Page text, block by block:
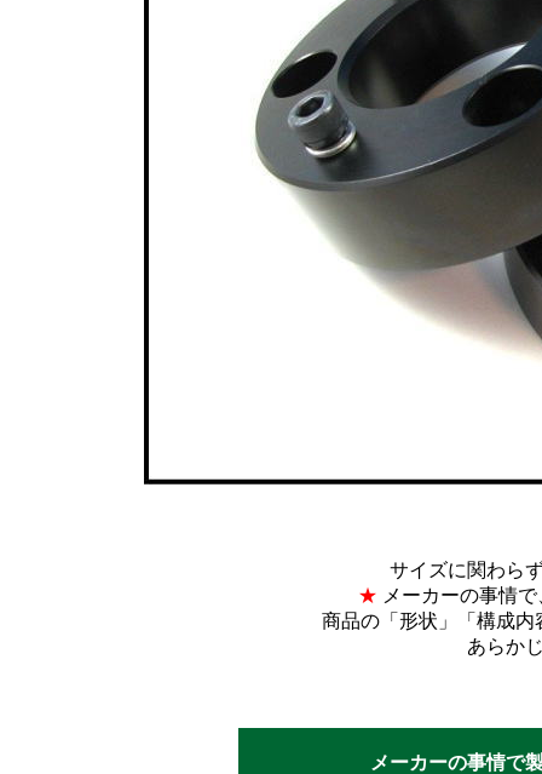
サイズに関わら
★ メーカーの事情
商品の「形状」「構成
あらか
メーカーの事情で